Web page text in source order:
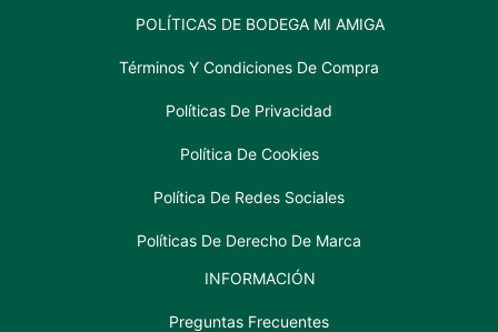
POLÍTICAS DE BODEGA MI AMIGA
Términos Y Condiciones De Compra
Políticas De Privacidad
Política De Cookies
Política De Redes Sociales
Políticas De Derecho De Marca
INFORMACIÓN
Preguntas Frecuentes